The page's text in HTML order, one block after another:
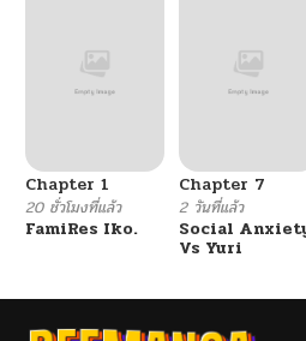
Chapter 1
20 ชั่วโมงที่แล้ว
FamiRes Iko.
Chapter 7
2 วันที่แล้ว
Social
Vs Yuri